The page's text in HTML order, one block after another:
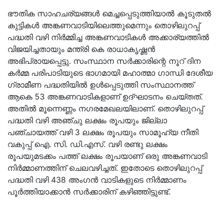
ഭൗതിക സാഹചര്യങ്ങൾ മെച്ചപ്പെടുത്തിയാൽ കൂടുതൽ
കുട്ടികൾ അങ്കണവാടിയിലെത്തുമെന്നും തൊഴിലുറപ്പ്
പദ്ധതി വഴി നിർമ്മിച്ച അങ്കണവാടികൾ അക്കാര്യത്തിൽ
വിജയിച്ചതായും മന്ത്രി കെ രാധാകൃഷ്ണൻ
അഭിപ്രായപ്പെട്ടു. സംസ്ഥാന സർക്കാരിന്റെ നൂറ് ദിന
കർമ്മ പരിപാടിയുടെ ഭാഗമായി മഹാത്മാ ഗാന്ധി ദേശീയ
ഗ്രാമീണ പദ്ധതിയിൽ ഉൾപ്പെടുത്തി സംസ്ഥാനത്ത്
ആകെ 53 അങ്കണവാടികളാണ് ഉദ്ഘാടനം ചെയ്തത്.
അതിൽ മൂന്നെണ്ണം നഗരമേഖലയിലാണ്. തൊഴിലുറപ്പ്
പദ്ധതി വഴി അഞ്ചു ലക്ഷം രൂപയും ജില്ലാ
പഞ്ചായത്ത് വഴി 3 ലക്ഷം രൂപയും സാമൂഹ്യ നീതി
വകുപ്പ് ഐ. സി. ഡി.എസ്. വഴി രണ്ടു ലക്ഷം
രൂപയുമടക്കം പത്ത് ലക്ഷം രൂപയാണ് ഒരു അങ്കണവാടി
നിർമ്മാണത്തിന് ചെലവഴിച്ചത്. ഇതോടെ തൊഴിലുറപ്പ്
പദ്ധതി വഴി 438 അംഗൻ വാടികളുടെ നിർമ്മാണം
പൂർത്തിയാക്കാൻ സർക്കാരിന് കഴിഞ്ഞിട്ടുണ്ട്.